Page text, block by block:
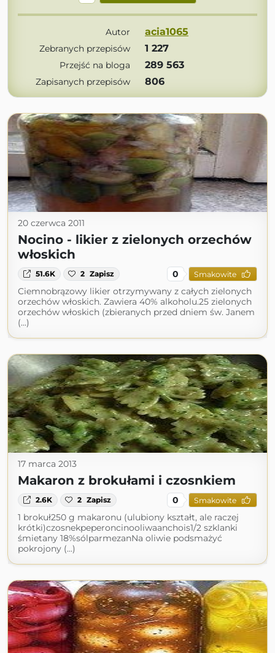
Autor acia1065
Zebranych przepisów 1 227
Przejść na bloga 289 563
Zapisanych przepisów 806
20 czerwca 2011
Nocino - likier z zielonych orzechów
włoskich
51.6K 2 Zapisz 0 Smakowite
Ciemnobrązowy likier otrzymywany z całych zielonych
orzechów włoskich. Zawiera 40% alkoholu.25 zielonych
orzechów włoskich (zbieranych przed dniem św. Janem
(...)
17 marca 2013
Makaron z brokułami i czosnkiem
2.6K 2 Zapisz 0 Smakowite
1 brokuł250 g makaronu (ulubiony kształt, ale raczej
krótki)czosnekpeperoncinooliwaanchois1/2 szklanki
śmietany 18%sólparmezanNa oliwie podsmażyć
pokrojony (...)